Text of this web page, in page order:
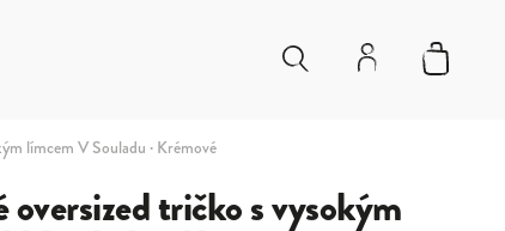
límcem V Souladu · Krémové
oversized tričko s vysokým